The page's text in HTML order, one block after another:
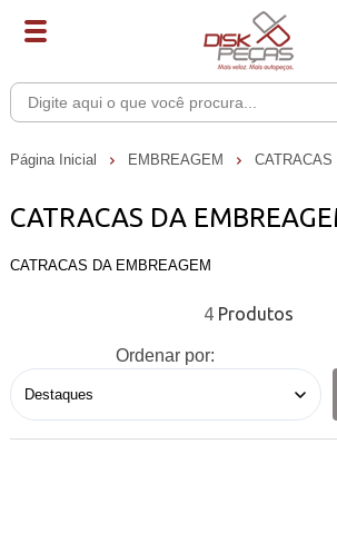
Página Inicial EMBREAGEM CATRACAS
CATRACAS DA
CATRACAS DA EMBREAGEM
4
Ordenar por: